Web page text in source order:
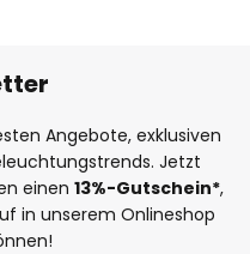
Angebote, exklusiven
Jetzt
einen 13%-Gutschein*,
in unserem Onlineshop